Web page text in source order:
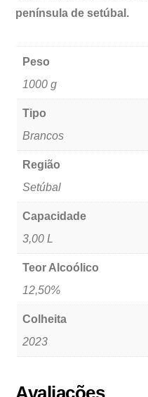
península de setúbal.
Peso
1000 g
Tipo
Brancos
Região
Setúbal
Capacidade
3,00 L
Teor Alcoólico
12,50%
Colheita
2023
Avaliações